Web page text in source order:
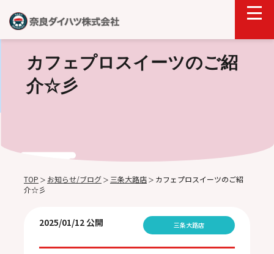
カフェプロスイーツのご紹
介☆彡
TOP ＞ お知らせ/ブログ ＞ 三条大路店 ＞ カフェプロスイーツのご紹
介☆彡
2025/01/12 公開 三条大路店